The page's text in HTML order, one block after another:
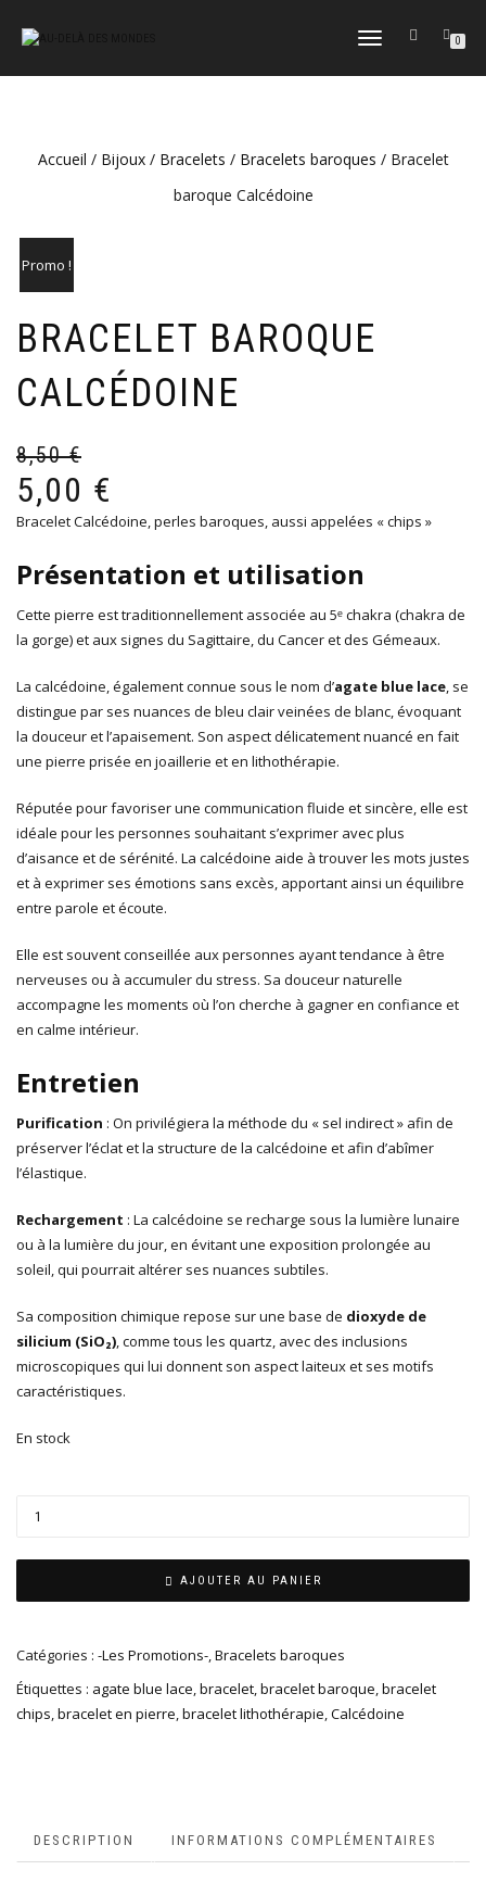
DÉPLIER
NAVIGATION
0
Accueil / Bijoux/ Bracelets / Bracelets baroques / Bracelet
baroque Calcédoine
Promo !
BRACELET BAROQUE
CALCÉDOINE
8,50€
5,00 €
Bracelet Calcédoine, perles baroques, aussi appelées « chips »
Présentation et utilisation
Cette pierre est traditionnellement associée au 5ᵉ chakra (chakra de
la gorge) et aux signes du Sagittaire, du Cancer et des Gémeaux.
La calcédoine, également connue sous le nom d’agate blue lace, se
distingue par ses nuances de bleu clair veinées de blanc, évoquant
la douceur et l’apaisement. Son aspect délicatement nuancé en fait
une pierre prisée en joaillerie et en lithothérapie.
Réputée pour favoriser une communication fluide et sincère, elle est
idéale pour les personnes souhaitant s’exprimer avec plus
d’aisance et de sérénité. La calcédoine aide à trouver les mots justes
et à exprimer ses émotions sans excès, apportant ainsi un équilibre
entre parole et écoute.
Elle est souvent conseillée aux personnes ayant tendance à être
nerveuses ou à accumuler du stress. Sa douceur naturelle
accompagne les moments où l’on cherche à gagner en confiance et
en calme intérieur.
Entretien
Purification : On privilégiera la méthode du « sel indirect » afin de
préserver l’éclat et la structure de la calcédoine et afin d’abîmer
l’élastique.
Rechargement : La calcédoine se recharge sous la lumière lunaire
ou à la lumière du jour, en évitant une exposition prolongée au
soleil, qui pourrait altérer ses nuances subtiles.
Sa composition chimique repose sur une base de dioxyde de
silicium (SiO₂), comme tous les quartz, avec des inclusions
microscopiques qui lui donnent son aspect laiteux et ses motifs
caractéristiques.
En stock
AJOUTER AU PANIER
Catégories : -Les Promotions-,Bracelets baroques
Étiquettes : agate blue lace,bracelet,bracelet baroque,bracelet
chips,bracelet en pierre,bracelet lithothérapie,Calcédoine
DESCRIPTION INFORMATIONS COMPLÉMENTAIRES